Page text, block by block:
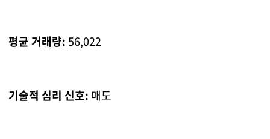
평균 거래량:56,022
기술적 심리 신호: 매도